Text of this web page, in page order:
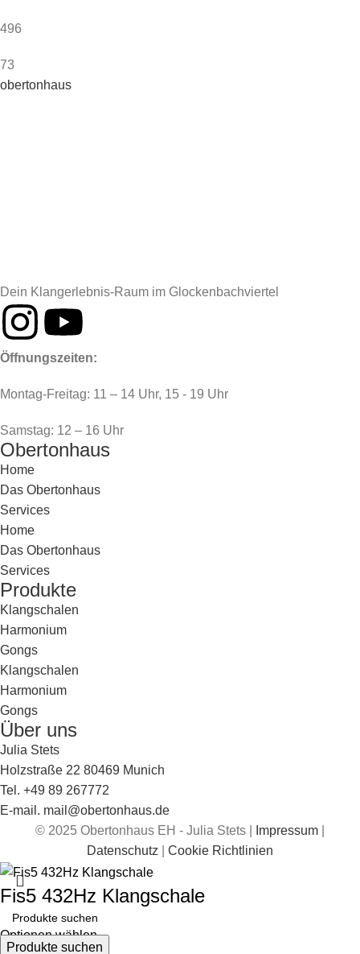
496
73
obertonhaus
Dein Klangerlebnis-Raum im Glockenbachviertel
Öffnungszeiten:
Montag-Freitag: 11 – 14 Uhr, 15 - 19 Uhr
Samstag: 12 – 16 Uhr
Obertonhaus
Home
Das Obertonhaus
Services
Home
Das Obertonhaus
Services
Produkte
Klangschalen
Harmonium
Gongs
Klangschalen
Harmonium
Gongs
Über uns
Julia Stets
Holzstraße 22 80469 Munich
Tel. +49 89 267772
E-mail. mail@obertonhaus.de
© 2025 Obertonhaus EH - Julia Stets |
Impressum
Datenschutz
Cookie Richtlinien
Produkte suchen
Fis5 432Hz Klangschale
Optionen wählen